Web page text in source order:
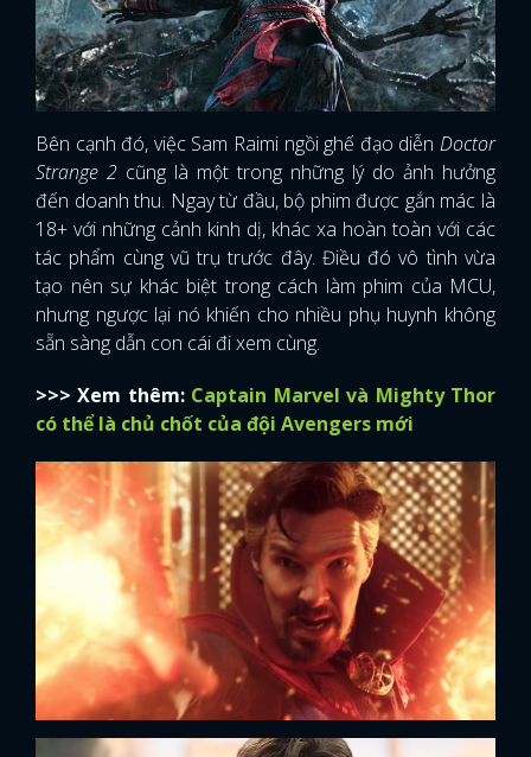
FACEBOOK GOOGLE
Bên cạnh đó, việc Sam Raimi ngồi ghế đạo diễn Doctor
Strange 2 cũng là một trong những lý do ảnh hưởng
đến doanh thu. Ngay từ đầu, bộ phim được gắn mác là
18+ với những cảnh kinh dị, khác xa hoàn toàn với các
tác phẩm cùng vũ trụ trước đây. Điều đó vô tình vừa
tạo nên sự khác biệt trong cách làm phim của MCU,
nhưng ngược lại nó khiến cho nhiều phụ huynh không
sẵn sàng dẫn con cái đi xem cùng.
>>> Xem thêm: Captain Marvel và Mighty Thor
có thể là chủ chốt của đội Avengers mới